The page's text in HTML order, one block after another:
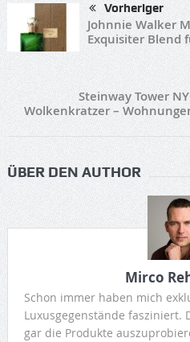
Vorheriger
Johnnie Walker
Exquisiter Blend
Steinway Tower
Wolkenkratzer –
ÜBER DEN AUTHOR
Mirco
Schon immer haben mich
Luxusgegenstände fasziniert.
gar die Produkte